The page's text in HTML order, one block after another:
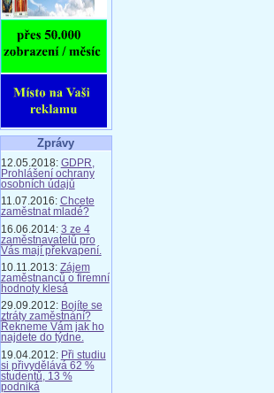
Zprávy
12.05.2018: GDPR,
Prohlášení ochrany
osobních údajů
11.07.2016: Chcete
zaměstnat mladé?
16.06.2014: 3 ze 4
zaměstnavatelů pro
Vás mají překvapení.
10.11.2013: Zájem
zaměstnanců o firemní
hodnoty klesá
29.09.2012: Bojíte se
ztráty zaměstnání?
Řekneme Vám jak ho
najdete do týdne.
19.04.2012: Při studiu
si přivydělává 62 %
studentů, 13 %
podniká